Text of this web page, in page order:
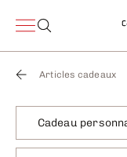
Articles cadeaux
Cadeau